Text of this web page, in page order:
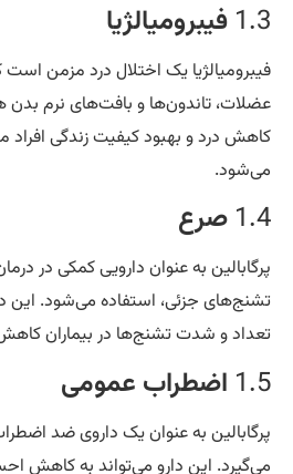
فیبرومیالژیا
یک اختلال درد مزمن است که
تاندون‌ها و بافت‌های نرم بدن
درد و بهبود کیفیت زندگی افراد مبتلا
صرع
به عنوان دارویی کمکی در درمان
جزئی، استفاده می‌شود. این دارو
و شدت تشنج‌ها در بیماران کاهش
اضطراب عمومی
به عنوان یک داروی ضد اضطراب
این دارو می‌تواند به کاهش